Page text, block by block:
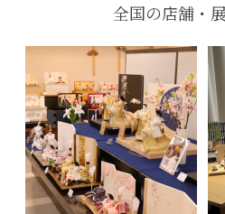
全国の店舗・